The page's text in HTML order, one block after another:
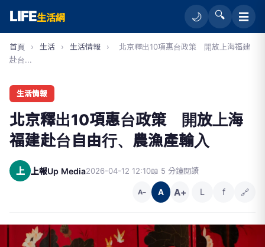
LIFE生活網 🌙 🔍 ☰
首頁 › 生活 › 生活情報 ›
北京釋出10項惠台政策 開放上海福建
赴台...
生活情報
北京釋出10項惠台政策 開放上海
福建赴台自由行、農漁產輸入
上 上報Up Media2026-04-12 12:10📖 5 分鐘閱讀
A− A A+ L f 🔗